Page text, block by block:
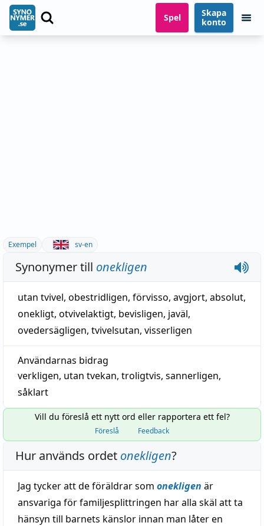
Spel
Skapa
konto
Exempel sv-en
Synonymer till onekligen
utan tvivel, obestridligen, förvisso, avgjort, absolut,
onekligt, otvivelaktigt, bevisligen, javäl,
ovedersägligen, tvivelsutan, visserligen
Användarnas bidrag
verkligen, utan tvekan, troligtvis, sannerligen,
såklart
Vill du föreslå ett nytt ord eller rapportera ett fel?
Föreslå Feedback
Hur används ordet onekligen?
Jag tycker att de föräldrar som onekligen är
ansvariga för familjesplittringen har alla skäl att ta
hänsyn till barnets känslor innan man låter en